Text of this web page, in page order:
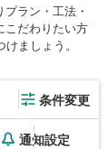
ラン・工法・
こだわりたい方
ましょう。
条件変更
通知設定